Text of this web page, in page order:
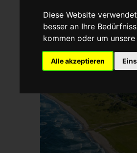
Diese Website
besser an Ihre
kommen oder um
Alle akzeptieren